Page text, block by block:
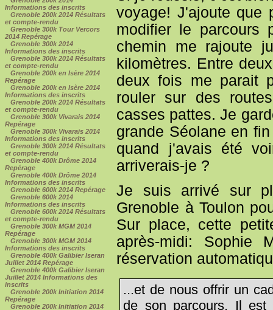
Informations des inscrits
Grenoble 200k 2014 Résultats
et compte-rendu
Grenoble 300k Tour Vercors
2014 Repérage
Grenoble 300k 2014
Informations des inscrits
Grenoble 300k 2014 Résultats
et compte-rendu
Grenoble 200k en Isère 2014
Repérage
Grenoble 200k en Isère 2014
Informations des inscrits
Grenoble 200k 2014 Résultats
et compte-rendu
Grenoble 300k Vivarais 2014
Repérage
Grenoble 300k Vivarais 2014
Informations des inscrits
Grenoble 300k 2014 Résultats
et compte-rendu
Grenoble 400k Drôme 2014
Repérage
Grenoble 400k Drôme 2014
Informations des inscrits
Grenoble 600k 2014 Repérage
Grenoble 600k 2014
Informations des inscrits
Grenoble 600k 2014 Résultats
et compte-rendu
Grenoble 300k MGM 2014
Repérage
Grenoble 300k MGM 2014
Informations des inscrits
Grenoble 400k Galibier Iseran
Juillet 2014 Repérage
Grenoble 400k Galibier Iseran
Juillet 2014 Informations des
inscrits
Grenoble 200k Initiation 2014
Repérage
Grenoble 200k Initiation 2014
voyage! J'ajoute que
modifier le parcours
chemin me rajoute
kilomètres. Entre
deux fois me parait
rouler sur des
casses pattes. Je
grande Séolane en
quand j'avais été
arriverais-je ?
Je suis arrivé sur
Grenoble à Toulon
Sur place, cette
après-midi: Sophie
réservation
...et de nous offrir un
de son parcours. Il